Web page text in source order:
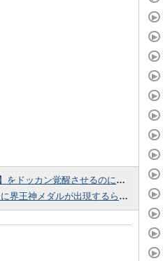
に必要な『特殊覚醒メダル』の情報まとめ！
ン覚醒で消費した界王神メダルを集めるチャンス到来！？